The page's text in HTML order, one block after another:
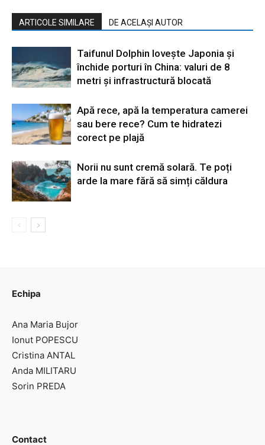
ARTICOLE SIMILARE DE ACELAȘI AUTOR
Taifunul Dolphin lovește Japonia și
închide porturi în China: valuri de 8
metri și infrastructură blocată
Apă rece, apă la temperatura camerei
sau bere rece? Cum te hidratezi
corect pe plajă
Norii nu sunt cremă solară. Te poți
arde la mare fără să simți căldura
Echipa
Ana Maria Bujor
Ionut POPESCU
Cristina ANTAL
Anda MILITARU
Sorin PREDA
Contact